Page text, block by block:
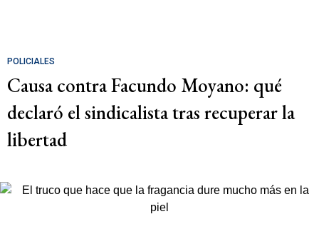
POLICIALES
Causa contra Facundo Moyano: qué
declaró el sindicalista tras recuperar la
libertad